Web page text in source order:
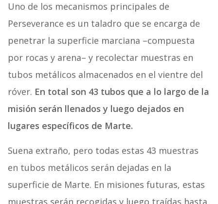
Uno de los mecanismos principales de
Perseverance es un taladro que se encarga de
penetrar la superficie marciana –compuesta
por rocas y arena– y recolectar muestras en
tubos metálicos almacenados en el vientre del
róver. En total son 43 tubos que a lo largo de la
misión serán llenados y luego dejados en
lugares específicos de Marte.
Suena extraño, pero todas estas 43 muestras
en tubos metálicos serán dejadas en la
superficie de Marte. En misiones futuras, estas